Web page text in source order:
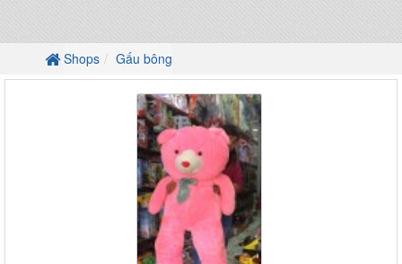
Shops Gấu bông